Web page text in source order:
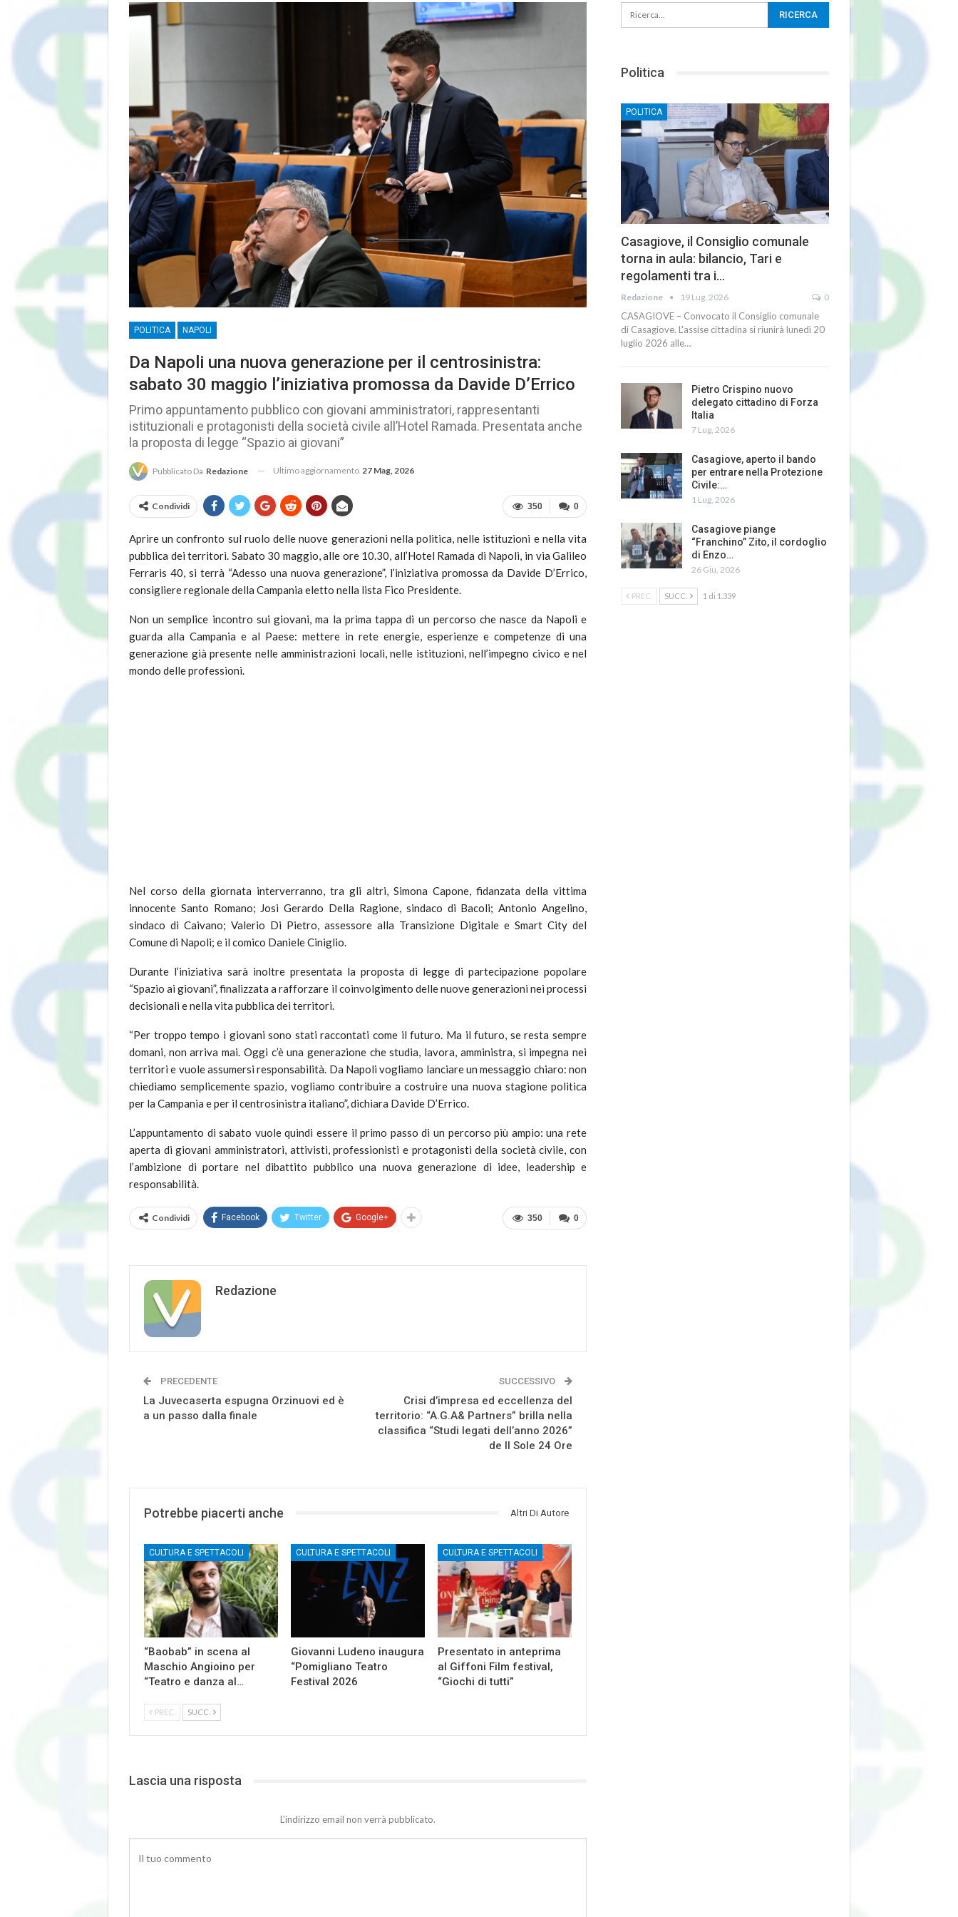
POLITICA NAPOLI
Da Napoli una nuova generazione per il centrosinistra:
sabato 30 maggio l’iniziativa promossa da Davide D’Errico
Primo appuntamento pubblico con giovani amministratori, rappresentanti
istituzionali e protagonisti della società civile all’Hotel Ramada. Presentata anche
la proposta di legge “Spazio ai giovani”
Pubblicato Da Redazione Ultimo aggiornamento 27 Mag, 2026
0
350
Condividi
Aprire un confronto sul ruolo delle nuove generazioni nella politica, nelle istituzioni e nella vita
pubblica dei territori. Sabato 30 maggio, alle ore 10.30, all’Hotel Ramada di Napoli, in via Galileo
Ferraris 40, si terrà “Adesso una nuova generazione”, l’iniziativa promossa da Davide D’Errico,
consigliere regionale della Campania eletto nella lista Fico Presidente.
Non un semplice incontro sui giovani, ma la prima tappa di un percorso che nasce da Napoli e
guarda alla Campania e al Paese: mettere in rete energie, esperienze e competenze di una
generazione già presente nelle amministrazioni locali, nelle istituzioni, nell’impegno civico e nel
mondo delle professioni.
Nel corso della giornata interverranno, tra gli altri, Simona Capone, fidanzata della vittima
innocente Santo Romano; Josi Gerardo Della Ragione, sindaco di Bacoli; Antonio Angelino,
sindaco di Caivano; Valerio Di Pietro, assessore alla Transizione Digitale e Smart City del
Comune di Napoli; e il comico Daniele Ciniglio.
Durante l’iniziativa sarà inoltre presentata la proposta di legge di partecipazione popolare
“Spazio ai giovani”, finalizzata a rafforzare il coinvolgimento delle nuove generazioni nei processi
decisionali e nella vita pubblica dei territori.
“Per troppo tempo i giovani sono stati raccontati come il futuro. Ma il futuro, se resta sempre
domani, non arriva mai. Oggi c’è una generazione che studia, lavora, amministra, si impegna nei
territori e vuole assumersi responsabilità. Da Napoli vogliamo lanciare un messaggio chiaro: non
chiediamo semplicemente spazio, vogliamo contribuire a costruire una nuova stagione politica
per la Campania e per il centrosinistra italiano”, dichiara Davide D’Errico.
L’appuntamento di sabato vuole quindi essere il primo passo di un percorso più ampio: una rete
aperta di giovani amministratori, attivisti, professionisti e protagonisti della società civile, con
l’ambizione di portare nel dibattito pubblico una nuova generazione di idee, leadership e
responsabilità.
0
350
Condividi Facebook Twitter Google+
Redazione
PRECEDENTE
La Juvecaserta espugna Orzinuovi ed è
a un passo dalla finale
SUCCESSIVO
Crisi d’impresa ed eccellenza del
territorio: “A.G.A& Partners” brilla nella
classifica “Studi legati dell’anno 2026”
de Il Sole 24 Ore
Potrebbe piacerti anche Altri Di Autore
CULTURA E SPETTACOLI
“Baobab” in scena al
Maschio Angioino per
“Teatro e danza al…
CULTURA E SPETTACOLI
Giovanni Ludeno inaugura
“Pomigliano Teatro
Festival 2026
CULTURA E SPETTACOLI
Presentato in anteprima
al Giffoni Film festival,
“Giochi di tutti”
PREC. SUCC.
Lascia una risposta
L'indirizzo email non verrà pubblicato.
Politica
POLITICA
Casagiove, il Consiglio comunale
torna in aula: bilancio, Tari e
regolamenti tra i…
Redazione 19 Lug, 2026 0
CASAGIOVE – Convocato il Consiglio comunale
di Casagiove. L'assise cittadina si riunirà lunedì 20
luglio 2026 alle…
Pietro Crispino nuovo
delegato cittadino di Forza
Italia
7 Lug, 2026
Casagiove, aperto il bando
per entrare nella Protezione
Civile:…
1 Lug, 2026
Casagiove piange
“Franchino” Zito, il cordoglio
di Enzo…
26 Giu, 2026
PREC. SUCC. 1 di 1.339